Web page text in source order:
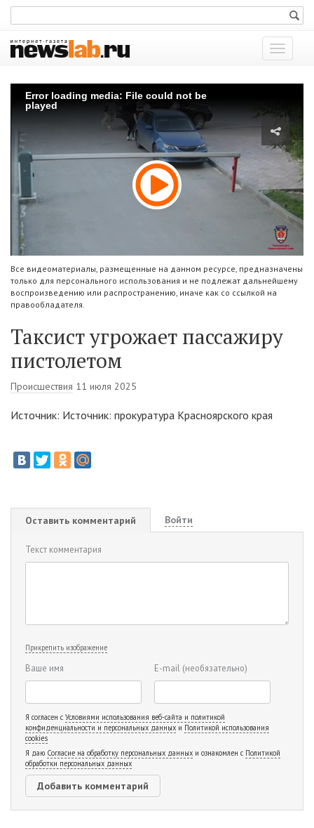
Показать
меню
Error loading media: File could not be
played
Все видеоматериалы, размещенные на данном ресурсе, предназначены
только для персонального использования и не подлежат дальнейшему
воспроизведению или распространению, иначе как со ссылкой на
правообладателя.
Таксист угрожает пассажиру
пистолетом
Происшествия 11 июля 2025
Источник: Источник: прокуратура Красноярского края
Оставить комментарий Войти
Текст комментария
Прикрепить изображение
Ваше имя E-mail (необязательно)
Я согласен с Условиями использования веб-сайта и политикой
конфиденциальности и персональных данных и Политикой использования
cookies
Я даю Согласие на обработку персональных данных и ознакомлен с Политикой
обработки персональных данных